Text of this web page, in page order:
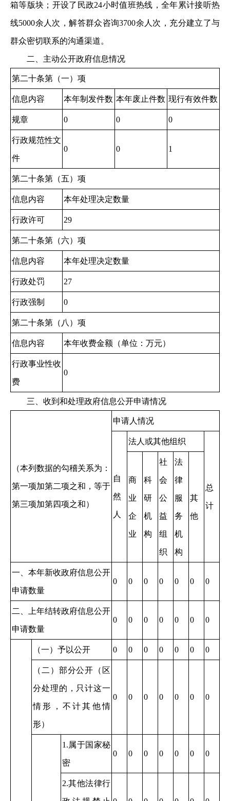
箱等版块；开设了民政24小时值班热线，全年累计接听热
线5000余人次，解答群众咨询3700余人次，充分建立了与
群众密切联系的沟通渠道。
二、主动公开政府信息情况
第二十条第（一）项
信息内容 本年制发件数 本年废止件数 现行有效件数
规章 0 0 0
行政规范性文
件
0 0 1
第二十条第（五）项
信息内容 本年处理决定数量
行政许可 29
第二十条第（六）项
信息内容 本年处理决定数量
行政处罚 27
行政强制 0
第二十条第（八）项
信息内容 本年收费金额（单位：万元）
行政事业性收
费
0
三、收到和处理政府信息公开申请情况
（本列数据的勾稽关系为：
第一项加第二项之和，等于
第三项加第四项之和）
申请人情况
自
然
人
法人或其他组织
总
计
商
业
企
业
科
研
机
构
社
会
公
益
组
织
法
律
服
务
机
构
其
他
一、本年新收政府信息公开
申请数量
0 0 0 0 0 0 0
二、上年结转政府信息公开
申请数量
0 0 0 0 0 0 0
（一）予以公开 0 0 0 0 0 0 0
（二）部分公开（区
分处理的，只计这一
情形，不计其他情
形）
0 0 0 0 0 0 0
1.属于国家秘
密
0 0 0 0 0 0 0
2.其他法律行